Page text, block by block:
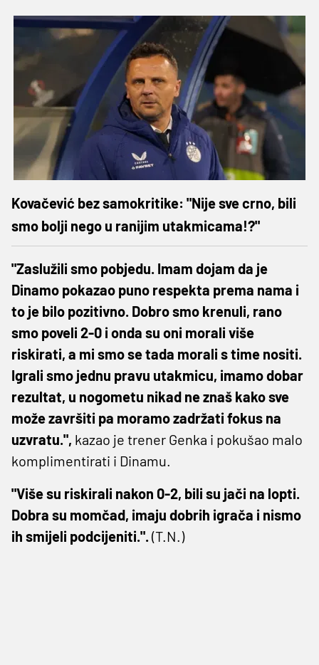
Kovačević bez samokritike: "Nije sve crno, bili
smo bolji nego u ranijim utakmicama!?"
"Zaslužili smo pobjedu. Imam dojam da je
Dinamo pokazao puno respekta prema nama i
to je bilo pozitivno. Dobro smo krenuli, rano
smo poveli 2-0 i onda su oni morali više
riskirati, a mi smo se tada morali s time nositi.
Igrali smo jednu pravu utakmicu, imamo dobar
rezultat, u nogometu nikad ne znaš kako sve
može završiti pa moramo zadržati fokus na
uzvratu.", kazao je trener Genka i pokušao malo
komplimentirati i Dinamu.
"Više su riskirali nakon 0-2, bili su jači na lopti.
Dobra su momčad, imaju dobrih igrača i nismo
ih smijeli podcijeniti.".(T.N.)